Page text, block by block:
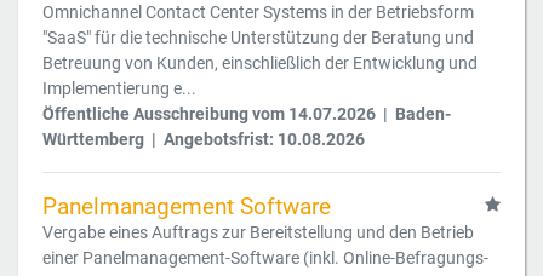
Omnichannel Contact Center Systems in der Betriebsform
"SaaS" für die technische Unterstützung der Beratung und
Betreuung von Kunden, einschließlich der Entwicklung und
Implementierung e...
Öffentliche Ausschreibung vom 14.07.2026 | Baden-
Württemberg | Angebotsfrist: 10.08.2026
Panelmanagement Software
Vergabe eines Auftrags zur Bereitstellung und den Betrieb
einer Panelmanagement-Software (inkl. Online-Befragungs-